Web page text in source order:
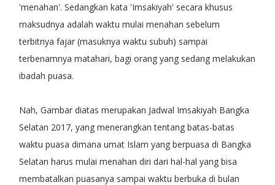
'menahan'. Sedangkan kata 'Imsakiyah' secara khusus
maksudnya adalah waktu mulai menahan sebelum
terbitnya fajar (masuknya waktu subuh) sampai
terbenamnya matahari, bagi orang yang sedang melakukan
ibadah puasa.
Nah, Gambar diatas merupakan Jadwal Imsakiyah Bangka
Selatan 2017, yang menerangkan tentang batas-batas
waktu puasa dimana umat Islam yang berpuasa di Bangka
Selatan harus mulai menahan diri dari hal-hal yang bisa
membatalkan puasanya sampai waktu berbuka di bulan